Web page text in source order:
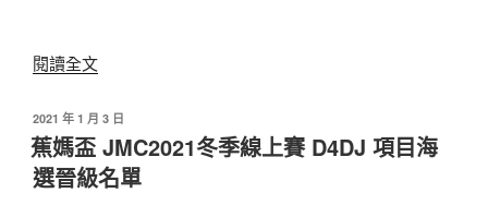
閱讀全文〈蕉
盃
JMC2021
冬
季
發
佈
於
2021 年 1 月 3 日
蕉媽盃 JMC2021冬季線上賽 D4DJ 項目海
選晉級名單